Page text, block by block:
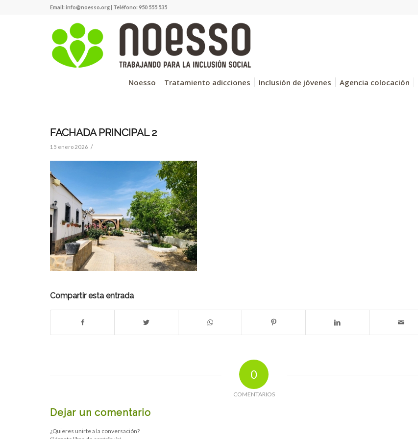
Email: info@noesso.org| Teléfono: 950 555 535
Noesso Tratamiento adicciones Inclusión de jóvenes Agencia colocación
FACHADA PRINCIPAL 2
15 enero 2026 /
Compartir esta entrada
0
COMENTARIOS
Dejar un comentario
¿Quieres unirte a la conversación?